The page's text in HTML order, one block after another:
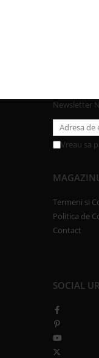
Newsletter
Vreau sa
Termeni si
Politica de
Contact
SOCIAL